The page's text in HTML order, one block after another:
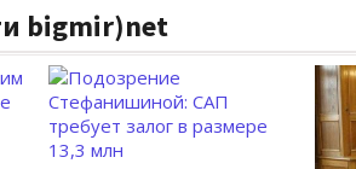
bigmir)net